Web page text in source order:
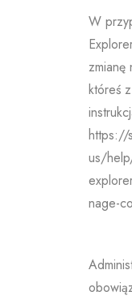
W
zmianę
któreś
https://
us/
nage-